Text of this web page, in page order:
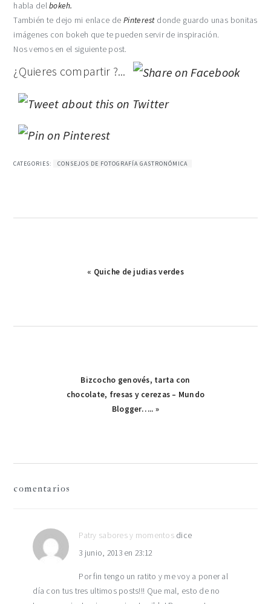
habla delbokeh.
También te dejo mi enlace dePinterest donde guardo unas bonitas
imágenes con bokeh que te pueden servir de inspiración.
Nos vemos en el siguiente post.
¿Quieres compartir ?...
CATEGORIES: CONSEJOS DE FOTOGRAFÍA GASTRONÓMICA
Publicación
« Quiche de judias verdes
Publicación
siguiente:
Bizcocho genovés, tarta con
chocolate, fresas y cerezas – Mundo
Blogger….. »
interacciones
los
lectores
comentarios
Patry sabores y momentos dice
3 junio, 2013 en 23:12
Por fin tengo un ratito y me voy a poner al
día con tus tres ultimos posts!!! Que mal, esto de no